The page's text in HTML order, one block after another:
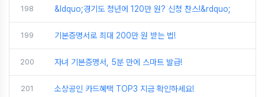
198 &ldquo;경기도 청년에 120만 원? 신청 찬스!&rdquo;
199 기본증명서로 최대 200만 원 받는 법!
200 자녀 기본증명서, 5분 만에 스마트 발급!
201 소상공인 카드혜택 TOP3 지금 확인하세요!